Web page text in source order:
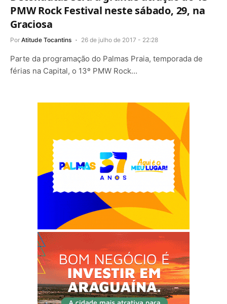
PMW Rock Festival neste sábado, 29, na
Graciosa
Por Atitude Tocantins 26 de julho de 2017 - 22:28
Parte da programação do Palmas Praia, temporada de
férias na Capital, o 13º PMW Rock…